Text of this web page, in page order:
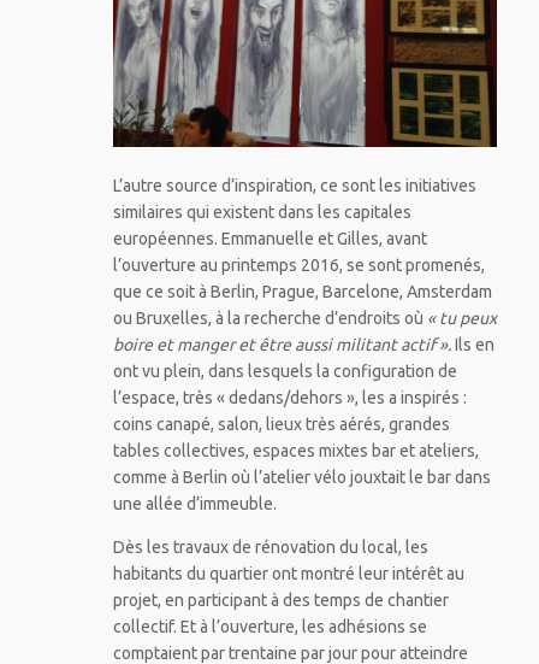
L’autre source d’inspiration, ce sont les initiatives
similaires qui existent dans les capitales
européennes. Emmanuelle et Gilles, avant
l’ouverture au printemps 2016, se sont promenés,
que ce soit à Berlin, Prague, Barcelone, Amsterdam
ou Bruxelles, à la recherche d’endroits où « tu peux
boire et manger et être aussi militant actif ».Ils en
ont vu plein, dans lesquels la configuration de
l’espace, très « dedans/dehors », les a inspirés :
coins canapé, salon, lieux très aérés, grandes
tables collectives, espaces mixtes bar et ateliers,
comme à Berlin où l’atelier vélo jouxtait le bar dans
une allée d’immeuble.
Dès les travaux de rénovation du local, les
habitants du quartier ont montré leur intérêt au
projet, en participant à des temps de chantier
collectif. Et à l’ouverture, les adhésions se
comptaient par trentaine par jour pour atteindre